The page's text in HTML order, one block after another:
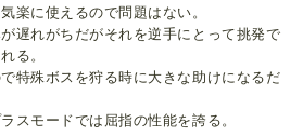
楽に使えるので問題はない。
遅れがちだがそれを逆手にとって挑発で
る。
特殊ボスを狩る時に大きな助けになるだ
スモードでは屈指の性能を誇る。